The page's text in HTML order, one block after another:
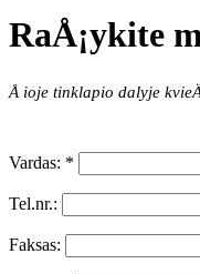
RaÅ¡ykite
Å ioje tinklapio dalyje
Vardas: *
Tel.nr.:
Faksas: